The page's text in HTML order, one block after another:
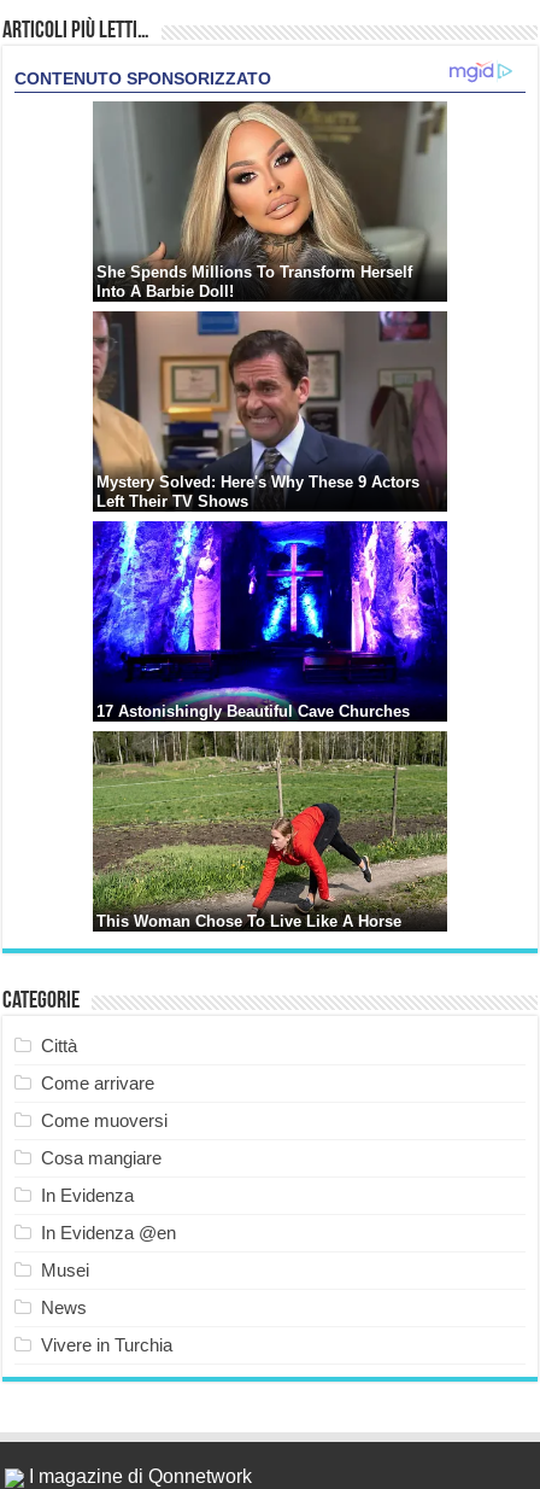
Articoli più Letti…
Categorie
Città
Come arrivare
Come muoversi
Cosa mangiare
In Evidenza
In Evidenza @en
Musei
News
Vivere in Turchia
I magazine di Qonnetwork